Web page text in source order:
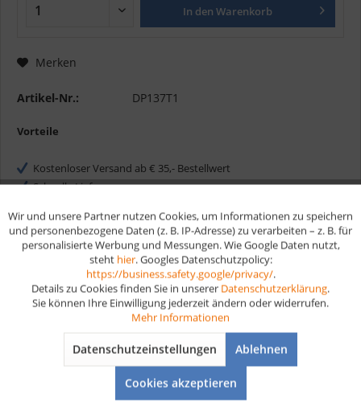
In den Warenkorb
Merken
Artikel-Nr.: DP137T1
Vorteile
Kostenloser Versand ab € 35,- Bestellwert
Schnelle Lieferung
Das Set besteht aus
Funktionale Aktiv
Aktiv
Wir und unsere Partner nutzen Cookies, um Informationen zu speichern
und personenbezogene Daten (z. B. IP-Adresse) zu verarbeiten – z. B. für
personalisierte Werbung und Messungen. Wie Google Daten nutzt,
steht hier. Googles Datenschutzpolicy:
https://business.safety.google/privacy/.
Details zu Cookies finden Sie in unserer Datenschutzerklärung.
Sie können Ihre Einwilligung jederzeit ändern oder widerrufen.
Mehr Informationen
Datenschutzeinstellungen Ablehnen
Cookies akzeptieren